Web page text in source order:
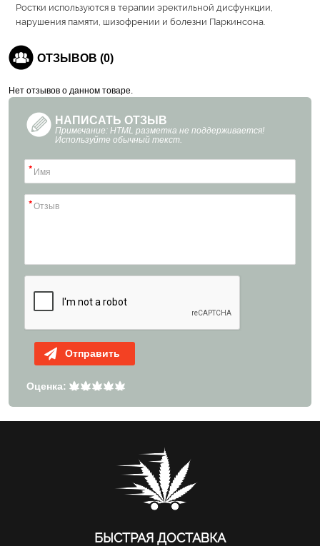
Ростки используются в терапии эректильной дисфункции,
нарушения памяти, шизофрении и болезни Паркинсона.
ОТЗЫВОВ (0)
Нет отзывов о данном товаре.
НАПИСАТЬ ОТЗЫВ
Примечание: HTML разметка не поддерживается!
Используйте обычный текст.
Отправить
Оценка:
БЫСТРАЯ ДОСТАВКА